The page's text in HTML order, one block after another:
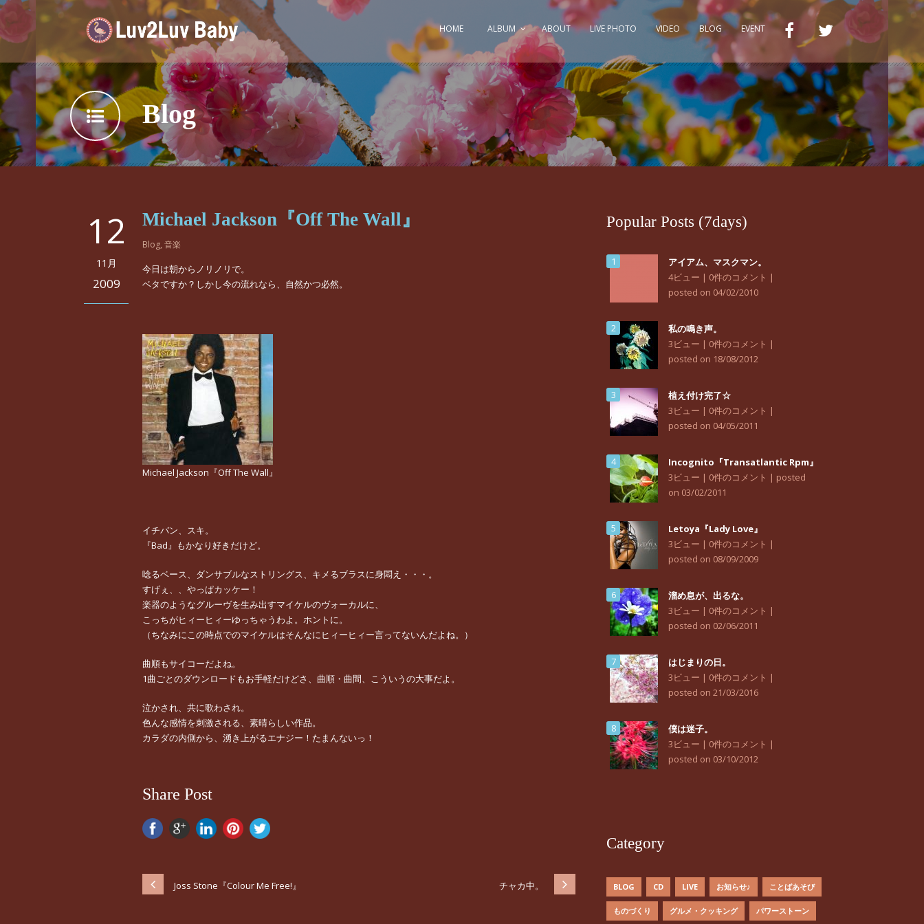
HOME ALBUM ABOUT LIVE PHOTO VIDEO BLOG EVENT
Blog
12
11月
2009
Michael Jackson『Off The Wall』
Blog, 音楽
今日は朝からノリノリで。
ベタですか？しかし今の流れなら、自然かつ必然。
Michael Jackson『Off The Wall』
イチバン、スキ。
『Bad』もかなり好きだけど。
唸るベース、ダンサブルなストリングス、キメるブラスに身悶え・・・。
すげぇ、、やっぱカッケー！
楽器のようなグルーヴを生み出すマイケルのヴォーカルに、
こっちがヒィーヒィーゆっちゃうわよ。ホントに。
（ちなみにこの時点でのマイケルはそんなにヒィーヒィー言ってないんだよね。）
曲順もサイコーだよね。
1曲ごとのダウンロードもお手軽だけどさ、曲順・曲間、こういうの大事だよ。
泣かされ、共に歌わされ。
色んな感情を刺激される、素晴らしい作品。
カラダの内側から、湧き上がるエナジー！たまんないっ！
Share Post
Joss Stone『Colour Me Free!』 チャカ中。
Popular Posts (7days)
アイアム、マスクマン。
4ビュー | 0件のコメント |
posted on 04/02/2010
私の鳴き声。
3ビュー | 0件のコメント |
posted on 18/08/2012
植え付け完了☆
3ビュー | 0件のコメント |
posted on 04/05/2011
Incognito『Transatlantic Rpm』
3ビュー | 0件のコメント | posted
on 03/02/2011
Letoya『Lady Love』
3ビュー | 0件のコメント |
posted on 08/09/2009
溜め息が、出るな。
3ビュー | 0件のコメント |
posted on 02/06/2011
はじまりの日。
3ビュー | 0件のコメント |
posted on 21/03/2016
僕は迷子。
3ビュー | 0件のコメント |
posted on 03/10/2012
Category
BLOG CD LIVE お知らせ♪ ことばあそび
ものづくり グルメ・クッキング パワーストーン